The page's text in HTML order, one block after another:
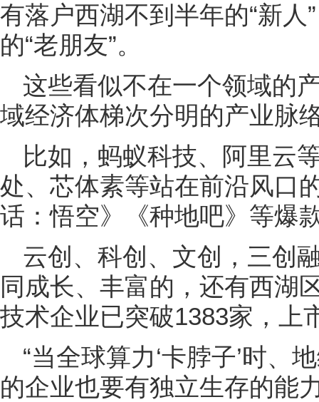
有落户西湖不到半年的“新
的“老朋友”。
这些看似不在一个领域的
域经济体梯次分明的产业脉
比如，蚂蚁科技、阿里云
处、芯体素等站在前沿风口
话：悟空》《种地吧》等爆
云创、科创、文创，三创
同成长、丰富的，还有西湖
技术企业已突破1383家，上
“当全球算力‘卡脖子’时、
的企业也要有独立生存的能